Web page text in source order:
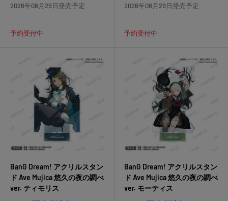
2026年08月29日発売予定
予約受付中
2026年08月29日発売予定
予約受付中
BanG Dream! アクリルスタン
ド Ave Mujica 悠久の夜の調べ
ver. ティモリス
BanG Dream! アクリルスタン
ド Ave Mujica 悠久の夜の調べ
ver. モーティス